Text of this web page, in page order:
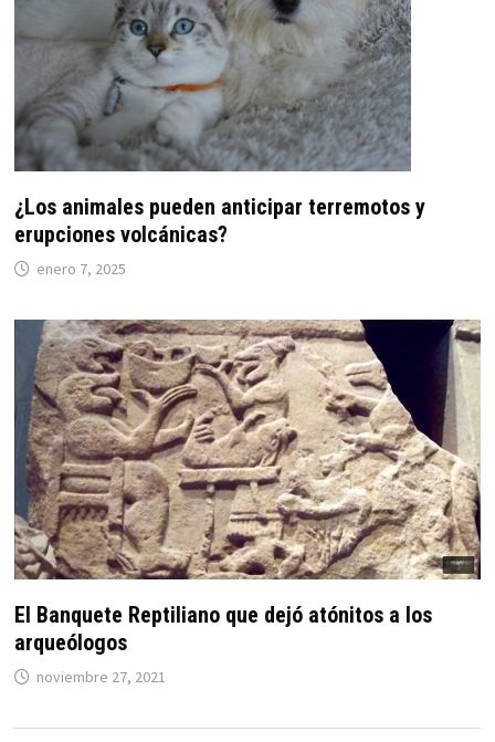
¿Los animales pueden anticipar terremotos y
erupciones volcánicas?
enero 7, 2025
El Banquete Reptiliano que dejó atónitos a los
arqueólogos
noviembre 27, 2021